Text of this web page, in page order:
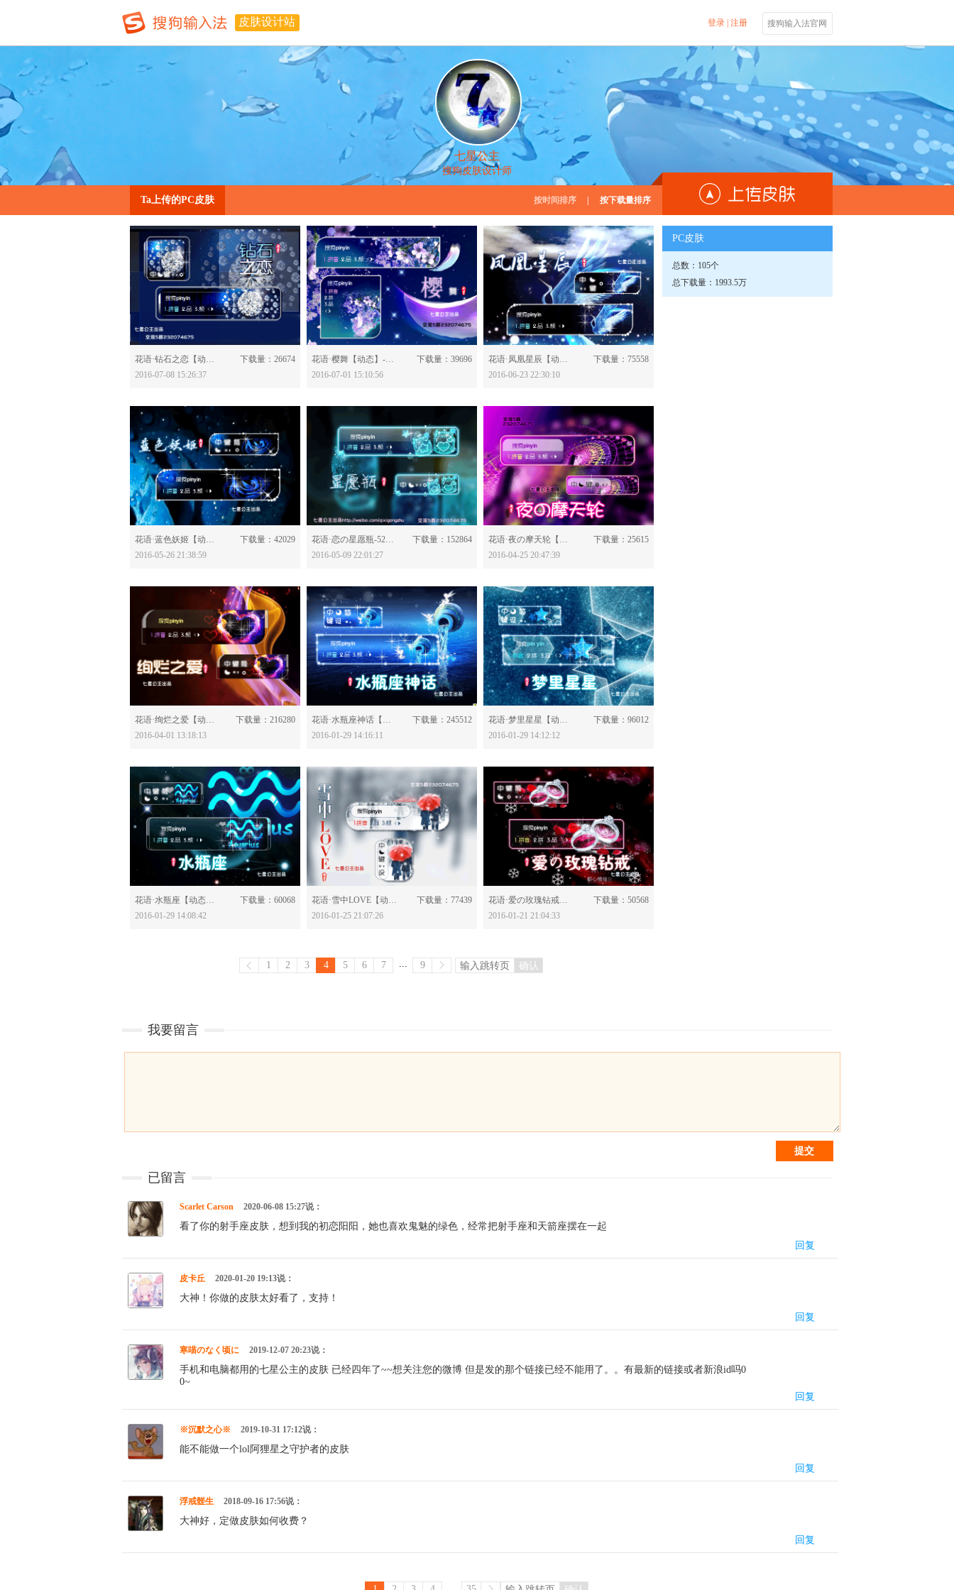
皮肤设计站 登录| 注册 搜狗输入法官网
七星公主
搜狗皮肤设计师
Ta上传的PC皮肤 按时间排序 按下载量排序
分享：
花语·钻石之恋【动态】-529533
下载量：26674
2016-07-08 15:26:37
分享：
花语·樱舞【动态】-528877
下载量：39696
2016-07-01 15:10:56
分享：
花语·凤凰星辰【动态】-527683
下载量：75558
2016-06-23 22:30:10
分享：
花语·蓝色妖姬【动态】-525360
下载量：42029
2016-05-26 21:38:59
分享：
花语·恋の星愿瓶-524395
下载量：152864
2016-05-09 22:01:27
分享：
花语·夜の摩天轮【动态】-523954
下载量：25615
2016-04-25 20:47:39
分享：
花语·绚烂之爱【动态】-523045
下载量：216280
2016-04-01 13:18:13
分享：
花语·水瓶座神话【动态】-521171
下载量：245512
2016-01-29 14:16:11
分享：
花语·梦里星星【动态】-521169
下载量：96012
2016-01-29 14:12:12
分享：
花语·水瓶座【动态】-521167
下载量：60068
2016-01-29 14:08:42
分享：
花语·雪中LOVE【动态】-520994
下载量：77439
2016-01-25 21:07:26
分享：
花语·爱の玫瑰钻戒【动态】-520876
下载量：50568
2016-01-21 21:04:33
1 2 3 4 5 6 7 ... 9 确认
PC皮肤
总数：105个
总下载量：1993.5万
我要留言
提交
已留言
Scarlet Carson 2020-06-08 15:27说：
看了你的射手座皮肤，想到我的初恋阳阳，她也喜欢鬼魅的绿色，经常把射手座和天箭座摆在一起
回复
皮卡丘 2020-01-20 19:13说：
大神！你做的皮肤太好看了，支持！
回复
寒喵のなく顷に 2019-12-07 20:23说：
手机和电脑都用的七星公主的皮肤 已经四年了~~想关注您的微博 但是发的那个链接已经不能用了。。有最新的链接或者新浪id吗0
0~
回复
※沉默之心※ 2019-10-31 17:12说：
能不能做一个lol阿狸星之守护者的皮肤
回复
浮戒髊生 2018-09-16 17:56说：
大神好，定做皮肤如何收费？
回复